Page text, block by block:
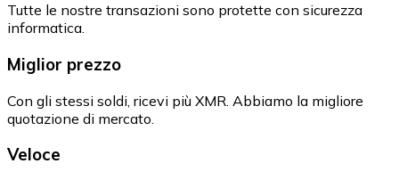
Tutte le nostre transazioni sono protette con sicurezza
informatica.
Miglior prezzo
Con gli stessi soldi, ricevi più XMR. Abbiamo la migliore
quotazione di mercato.
Veloce